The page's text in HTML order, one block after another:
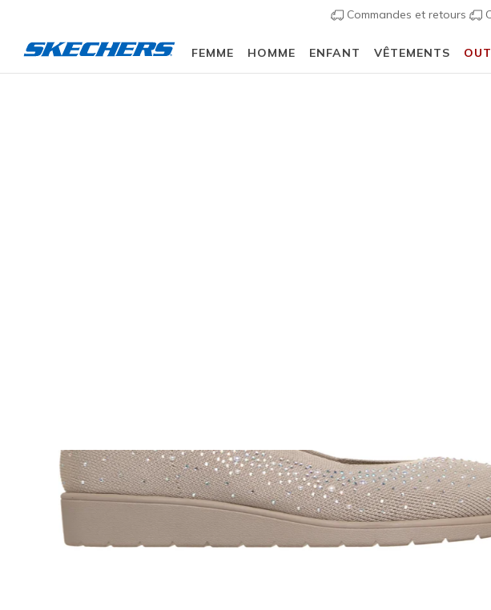
Commandes et retours
FEMME HOMME ENFANT VÊTEMENTS